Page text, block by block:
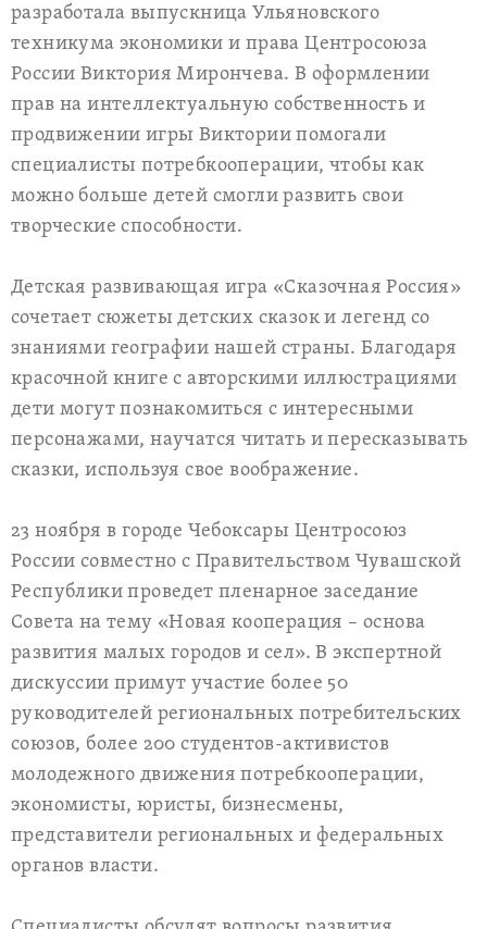
разработала выпускница Ульяновского
техникума экономики и права Центросоюза
России Виктория Мирончева. В оформлении
прав на интеллектуальную собственность и
продвижении игры Виктории помогали
специалисты потребкооперации, чтобы как
можно больше детей смогли развить свои
творческие способности.
Детская развивающая игра «Сказочная Россия»
сочетает сюжеты детских сказок и легенд со
знаниями географии нашей страны. Благодаря
красочной книге с авторскими иллюстрациями
дети могут познакомиться с интересными
персонажами, научатся читать и пересказывать
сказки, используя свое воображение.
23 ноября в городе Чебоксары Центросоюз
России совместно с Правительством Чувашской
Республики проведет пленарное заседание
Совета на тему «Новая кооперация – основа
развития малых городов и сел». В экспертной
дискуссии примут участие более 50
руководителей региональных потребительских
союзов, более 200 студентов-активистов
молодежного движения потребкооперации,
экономисты, юристы, бизнесмены,
представители региональных и федеральных
органов власти.